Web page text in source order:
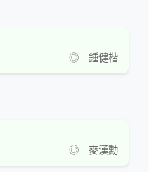
◎ 鍾健楷
◎ 麥漢勳